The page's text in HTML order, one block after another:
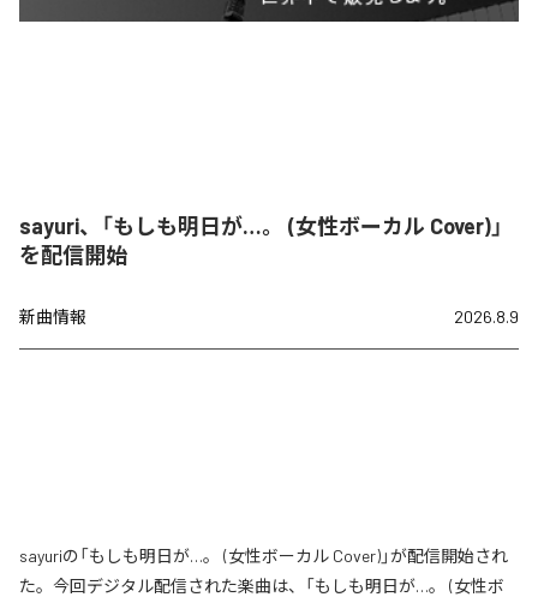
sayuri、「もしも明日が…。 (女性ボーカル Cover)」
を配信開始
新曲情報 2026.8.9
sayuriの「もしも明日が…。 (女性ボーカル Cover)」が配信開始され
た。今回デジタル配信された楽曲は、「もしも明日が…。 (女性ボ